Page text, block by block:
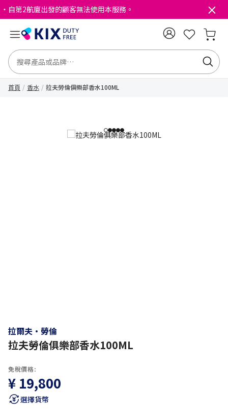
・自第2航廈出發的顧客無法使用本服務。
首頁 香水 拉夫勞倫俱樂部香水100ML
12345
拉爾夫·勞倫
拉夫勞倫俱樂部香水100ML
免稅價格:
¥ 19,800
選擇貨幣